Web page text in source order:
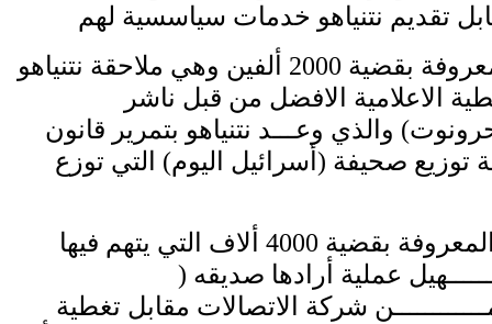
والقضية الثانية المعروفة بقضية 2000 ألفين وهي ملاحقة نتنياهو
الاعلامية الافضل من قبل ناشر
والذي وعـــد نتنياهو بتمرير قانون
توزيع صحيفة (أسرائيل اليوم) التي توزع
أما القضية الثالثة المعروفة بقضية 4000 ألاف التي يتهم فيها
عملية أرادها صديقه (
شركة الاتصالات مقابل تغطية